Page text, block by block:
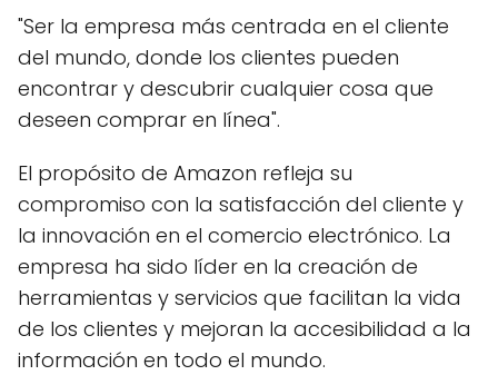
"Ser la empresa más centrada en el cliente
del mundo, donde los clientes pueden
encontrar y descubrir cualquier cosa que
deseen comprar en línea".
El propósito de Amazon refleja su
compromiso con la satisfacción del cliente y
la innovación en el comercio electrónico. La
empresa ha sido líder en la creación de
herramientas y servicios que facilitan la vida
de los clientes y mejoran la accesibilidad a la
información en todo el mundo.